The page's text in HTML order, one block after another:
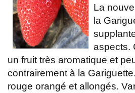
La
la
aspects.
un fruit très aromatique et
contrairement à la
rouge orangé et allongés.